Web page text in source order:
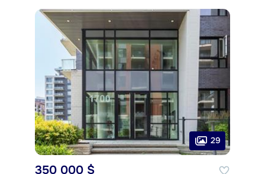
29
350 000 $